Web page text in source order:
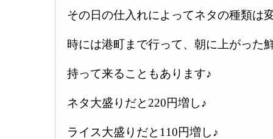
その日の仕入れによってネタの種類は
時には港町まで行って、朝に上がった
持って来ることもあります♪
ネタ大盛りだと220円増し♪
ライス大盛りだと110円増し♪